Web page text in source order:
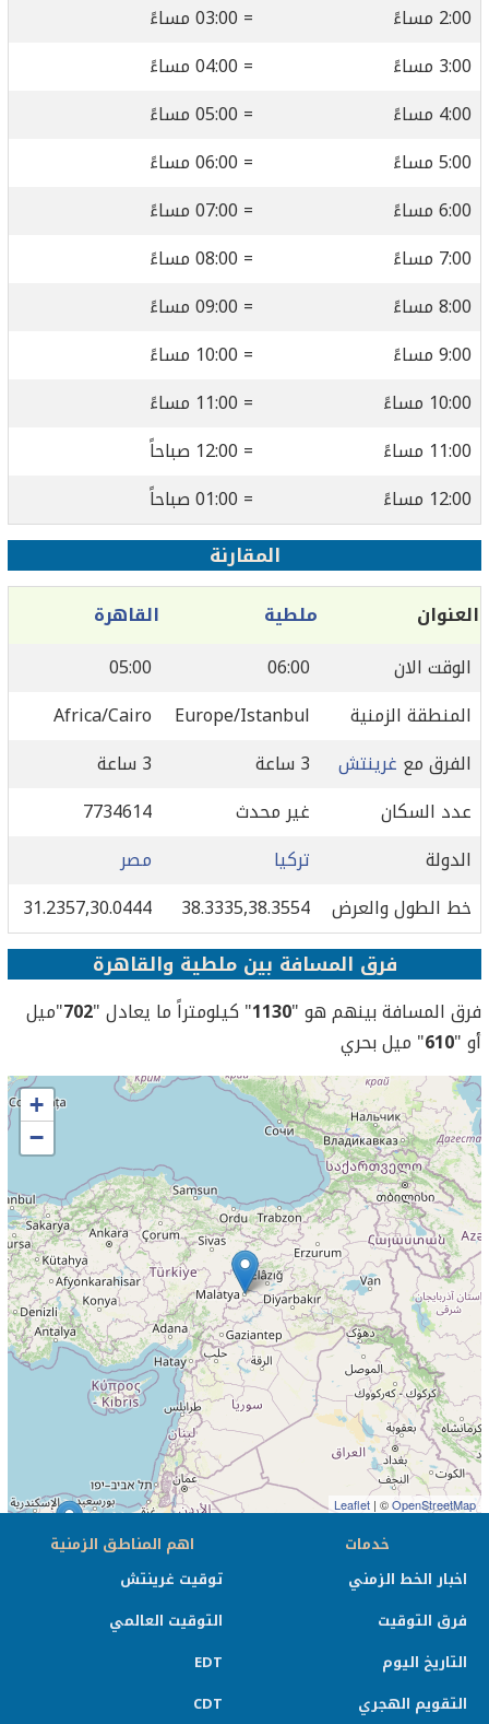
2:00 مساءً
= 03:00 مساءً
3:00 مساءً
= 04:00 مساءً
4:00 مساءً
= 05:00 مساءً
5:00 مساءً
= 06:00 مساءً
6:00 مساءً
= 07:00 مساءً
7:00 مساءً
= 08:00 مساءً
8:00 مساءً
= 09:00 مساءً
9:00 مساءً
= 10:00 مساءً
10:00 مساءً
= 11:00 مساءً
11:00 مساءً
= 12:00 صباحاً
12:00 مساءً
= 01:00 صباحاً
المقارنة
العنوان ملطية
القاهرة
الوقت الان
06:00
05:00
المنطقة الزمنية
Europe/Istanbul
Africa/Cairo
الفرق مع غرينتش 3 ساعة
3 ساعة
عدد السكان
غير محدث
7734614
الدولة
تركيا
مصر
خط الطول والعرض
38.3335,38.3554
31.2357,30.0444
فرق المسافة بين ملطية والقاهرة
فرق المسافة بينهم هو "1130" كيلومتراً ما يعادل "702"ميل
أو "610" ميل بحري
+
−
Leaflet | ©OpenStreetMap
خدمات
اخبار الخط الزمني
فرق التوقيت
التاريخ اليوم
التقويم الهجري
اهم المناطق الزمنية
توقيت غرينتش
التوقيت العالمي
EDT
CDT